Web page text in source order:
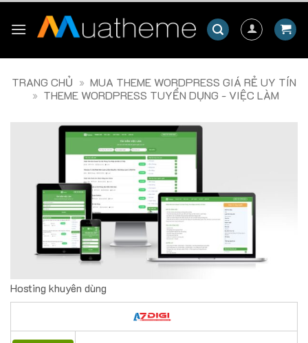
TRANG CHỦ » MUA THEME WORDPRESS GIÁ RẺ UY TÍN
» THEME WORDPRESS TUYỂN DỤNG - VIỆC LÀM
Hosting khuyên dùng